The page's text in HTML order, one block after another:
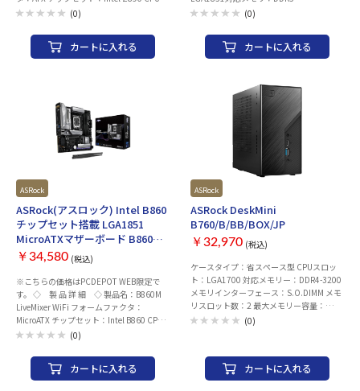
アップデートが必要になる場合がございま
ケット：LGA1851 メモリ ・規格：
数：4 ・最大容量：192GB 拡張スロット
・PCI-Express 5.0 x 16 スロット× 1 ・
PCI-Express 4.0 x 16 スロット (x4モー
ジ ・M.2× 4 ・SATA× 4 ネットワーク 有
線LAN：Intel® 2.5Gb Ethernet ワイヤレ
ス：2x2 Wi-Fi 7 (802.11be) Bluetooth：
v5.4 USBインターフェース リア ・USB
Type-C ポート ×2 ・USB3.0 Aポート ×6
Type-C コネクタ ×1 ・USB3.0 ヘッダー
×1 ・USB2.0 ヘッダー ×2 映像出力(CPU
グラフィック内蔵の場合) ・DisplayPort
×1 ・HDMI ×1 オーディオ：Realtek
ALC1220P 7.1 サラウンドHDオーディオコ
ーデック LED：Aura Sync 付属品 ・ユーザ
ーマニュアル/クイックスタートガイド ・
SATAケーブル ×2 ・WIFIアンテナ ×1 メ
ーカー名：ASUS(エイスース) ※CPUの世
代など、組み合わせによってはBIOS/UEFI
アップデートが必要になる場合がございま
す。
(0)
カートに入れる
(0)
カートに入れる
ASRock
ASRock(アスロック) Intel B860
チップセット搭載 LGA1851
MicroATXマザーボード B860M
LiveMixer WiFi
￥34,580 (税込)
※こちらの価格はPCDEPOT WEB限定で
す。 ◇ 製 品 詳 細 ◇ 製品名：B860M
LiveMixer WiFi フォームファクタ：
MicroATX チップセット：Intel B860 CPU
ソケット：LGA1851 メモリ ・規格：
数：4 ・最大容量：256GB 拡張スロット
・PCI-Express 5.0 x 16 スロット× 1 ・
PCI-Express 4.0 x 16 スロット× なし ・
(0)
カートに入れる
ASRock
ASRock DeskMini
B760/B/BB/BOX/JP
￥32,970 (税込)
ケースタイプ：省スペース型 CPUスロッ
ト：LGA1700 対応メモリー：DDR4-3200
メモリインターフェース：S.O.DIMM メモ
リスロット数：2 最大メモリー容量：
64GB チップメーカー：INTEL チップセッ
ACアダプター 幅x高さx奥行き：
80x155x155 mm SATA：2 M.2：1 x
Blazing M.2 Socket (M2_1)、support
(0)
カートに入れる